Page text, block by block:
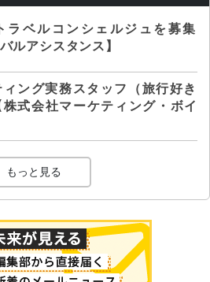
ラベルコンシェルジュを募集
ルアシスタンス】
ング実務スタッフ（旅行好き
式会社マーケティング・ボイ
もっと見る